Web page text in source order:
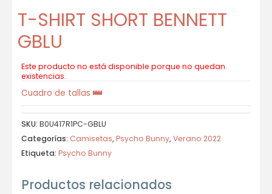
T-SHIRT SHORT BENNETT
GBLU
Este producto no está disponible porque no quedan
existencias.
Cuadro de tallas
SKU: B0U417R1PC-GBLU
Categorías: Camisetas,Psycho Bunny,Verano 2022
Etiqueta: Psycho Bunny
Productos relacionados